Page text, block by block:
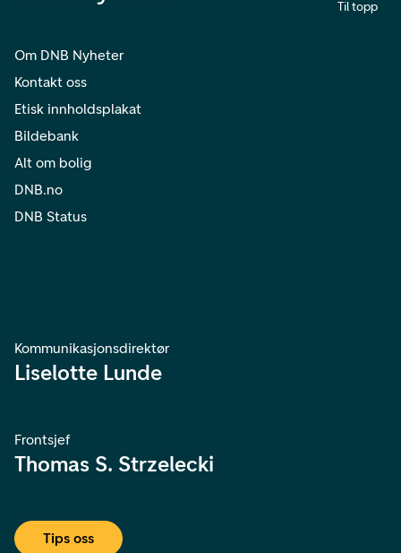
Til topp
Om DNB Nyheter
Kontakt oss
Etisk innholdsplakat
Bildebank
Alt om bolig
DNB.no
DNB Status
Kommunikasjonsdirektør
Liselotte Lunde
Frontsjef
Thomas S. Strzelecki
Tips oss